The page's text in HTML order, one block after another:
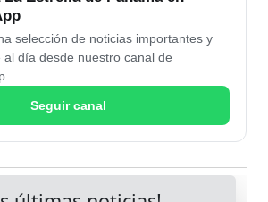
selección de noticias importantes y
al día desde nuestro canal de
Seguir canal